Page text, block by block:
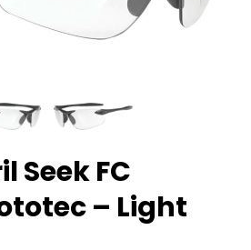
Seek FC
– Light